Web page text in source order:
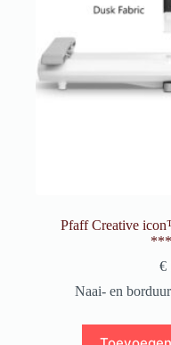
Pfaff Creative
€
Naai- en